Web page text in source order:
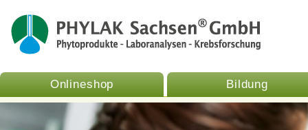
Onlineshop Bildung
Wo gibt es unsere Produkte?
Aktuelles